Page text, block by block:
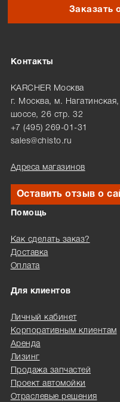
Заказать
Контакты
KARCHER Москва
г. Москва, м.
шоссе, 26 стр. 32
+7 (495) 269-01-31
sales@chisto.ru
Адреса магазинов
Оставить отзыв о
Помощь
Как сделать заказ?
Доставка
Оплата
Для клиентов
Личный кабинет
Корпоративным клиентам
Аренда
Лизинг
Продажа запчастей
Проект автомойки
Отраслевые решения